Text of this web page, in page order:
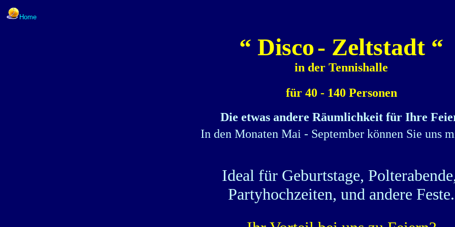
Home
“ Disco- Zeltstadt “
in der Tennishalle
für 40 - 140 Personen
Die etwas andere Räumlichkeit für Ihre
In den Monaten Mai - September können Sie uns
Ideal für Geburtstage,
Partyhochzeiten, und andere Feste.